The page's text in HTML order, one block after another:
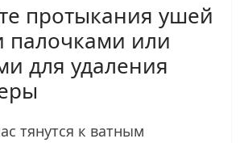
протыкания ушей
палочками или
для удаления
тянутся к ватным